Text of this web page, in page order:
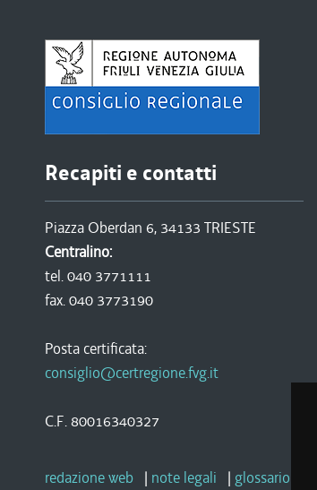
Recapiti e contatti
Piazza Oberdan 6, 34133 TRIESTE
Centralino:
tel. 040 3771111
fax. 040 3773190
Posta certificata:
consiglio@certregione.fvg.it
C.F. 80016340327
redazione web | note legali | glossario